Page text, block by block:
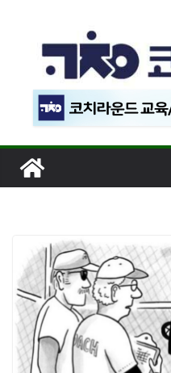
너
기